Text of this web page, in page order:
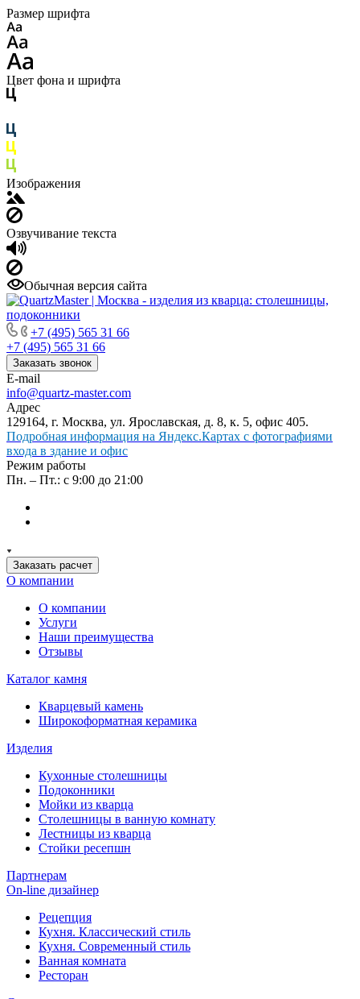
Размер шрифта
Цвет фона и шрифта
Изображения
Озвучивание текста
Обычная версия сайта
+7 (495) 565 31 66
+7 (495) 565 31 66
Заказать звонок
E-mail
info@quartz-master.com
Адрес
129164, г. Москва, ул. Ярославская, д. 8, к. 5, офис 405.
Подробная информация на Яндекс.Картах с фотографиями
входа в здание и офис
Режим работы
Пн. – Пт.: с 9:00 до 21:00
Заказать расчет
О компании
О компании
Услуги
Наши преимущества
Отзывы
Каталог камня
Кварцевый камень
Широкоформатная керамика
Изделия
Кухонные столешницы
Подоконники
Мойки из кварца
Столешницы в ванную комнату
Лестницы из кварца
Стойки ресепшн
Партнерам
On-line дизайнер
Рецепция
Кухня. Классический стиль
Кухня. Современный стиль
Ванная комната
Ресторан